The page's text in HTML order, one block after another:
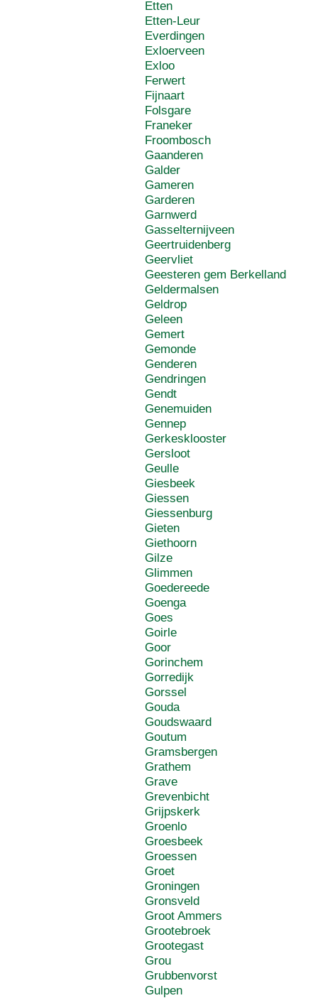
Etten
Etten-Leur
Everdingen
Exloerveen
Exloo
Ferwert
Fijnaart
Folsgare
Franeker
Froombosch
Gaanderen
Galder
Gameren
Garderen
Garnwerd
Gasselternijveen
Geertruidenberg
Geervliet
Geesteren gem Berkelland
Geldermalsen
Geldrop
Geleen
Gemert
Gemonde
Genderen
Gendringen
Gendt
Genemuiden
Gennep
Gerkesklooster
Gersloot
Geulle
Giesbeek
Giessen
Giessenburg
Gieten
Giethoorn
Gilze
Glimmen
Goedereede
Goenga
Goes
Goirle
Goor
Gorinchem
Gorredijk
Gorssel
Gouda
Goudswaard
Goutum
Gramsbergen
Grathem
Grave
Grevenbicht
Grijpskerk
Groenlo
Groesbeek
Groessen
Groet
Groningen
Gronsveld
Groot Ammers
Grootebroek
Grootegast
Grou
Grubbenvorst
Gulpen